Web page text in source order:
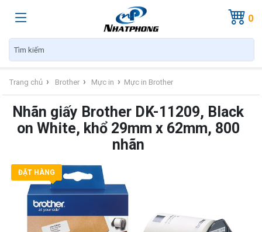
0
Trang chủ › Brother › Mực in › Mực in Brother
Nhãn giấy Brother DK-11209, Black
on White, khổ 29mm x 62mm, 800
nhãn
ĐẶT HÀNG